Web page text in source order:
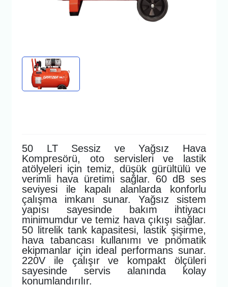
50 LT Sessiz ve Yağsız Hava
Kompresörü, oto servisleri ve lastik
atölyeleri için temiz, düşük gürültülü ve
verimli hava üretimi sağlar. 60 dB ses
seviyesi ile kapalı alanlarda konforlu
çalışma imkanı sunar. Yağsız sistem
yapısı sayesinde bakım ihtiyacı
minimumdur ve temiz hava çıkışı sağlar.
50 litrelik tank kapasitesi, lastik şişirme,
hava tabancası kullanımı ve pnömatik
ekipmanlar için ideal performans sunar.
220V ile çalışır ve kompakt ölçüleri
sayesinde servis alanında kolay
konumlandırılır.